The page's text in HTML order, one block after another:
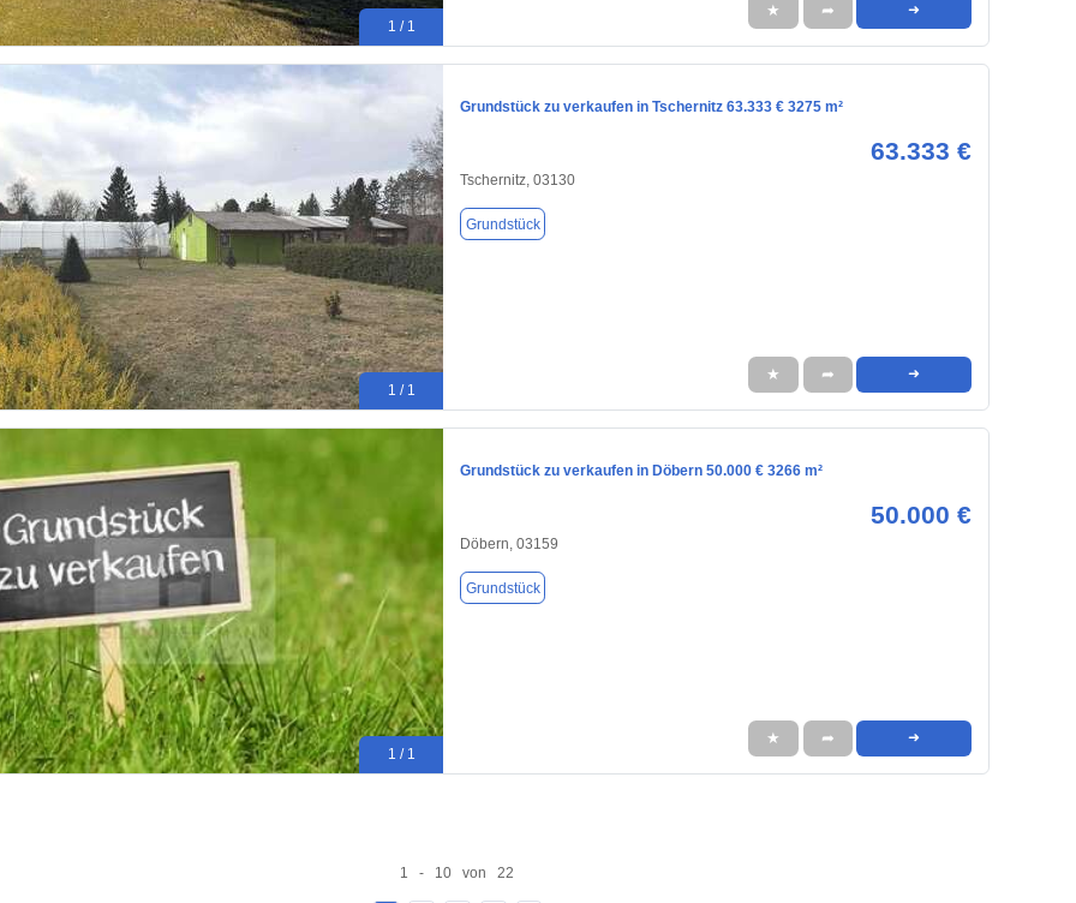
1 / 1
★ ➦ ➜
1 / 1
Grundstück zu verkaufen in Tschernitz 63.333 € 3275 m²
63.333 €
Tschernitz, 03130
Grundstück
★ ➦ ➜
1 / 1
Grundstück zu verkaufen in Döbern 50.000 € 3266 m²
50.000 €
Döbern, 03159
Grundstück
★ ➦ ➜
1 - 10 von 22